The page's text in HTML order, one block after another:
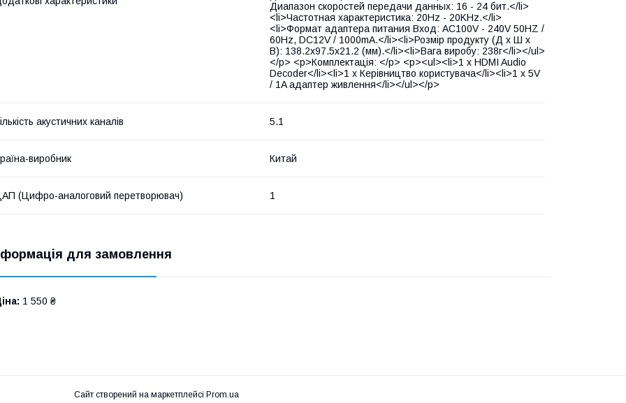
Диапазон скоростей передачи данных: 16 - 24 бит.</li>
<li>Частотная характеристика: 20Hz - 20KHz.</li>
<li>Формат адаптера питания Вход: AC100V - 240V 50HZ /
60Hz, DC12V / 1000mA.</li><li>Розмір продукту (Д х Ш х
В): 138.2x97.5x21.2 (мм).</li><li>Вага виробу: 238г</li></ul>
</p> <p>Комплектація: </p> <p><ul><li>1 x HDMI Audio
Decoder</li><li>1 x Керівництво користувача</li><li>1 x 5V
/ 1A адаптер живлення</li></ul></p>
акустичних каналів 5.1
виробник Китай
(Цифро-аналоговий перетворювач) 1
для замовлення
1 550 ₴
Сайт створений на маркетплейсі Prom.ua